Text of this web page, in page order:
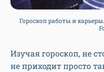
Гороскоп работы и
Изучая гороскоп, не
не приходит просто